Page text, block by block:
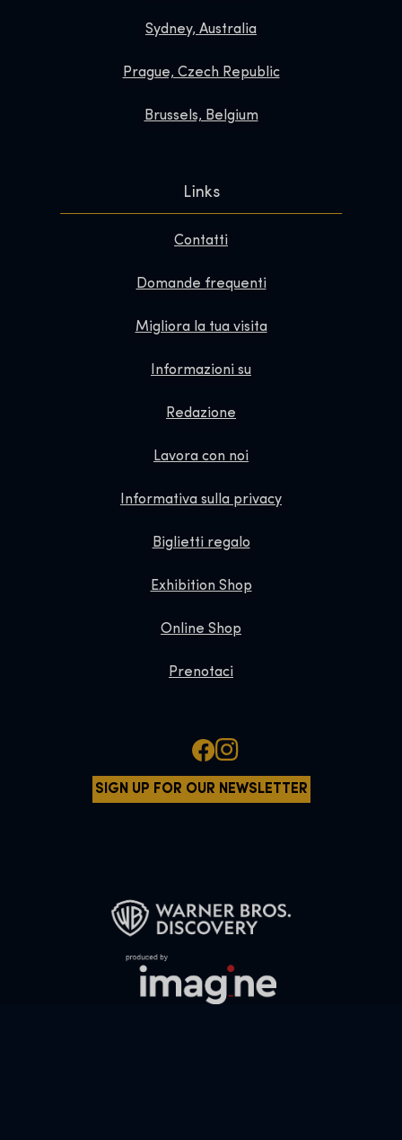
Sydney, Australia
Prague, Czech Republic
Brussels, Belgium
Links
Contatti
Domande frequenti
Migliora la tua visita
Informazioni su
Redazione
Lavora con noi
Informativa sulla privacy
Biglietti regalo
Exhibition Shop
Online Shop
Prenotaci
SIGN UP FOR OUR NEWSLETTER